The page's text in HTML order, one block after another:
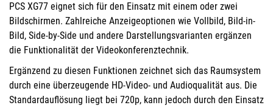
PCS XG77 eignet sich für den Einsatz mit einem oder zwei
Bildschirmen. Zahlreiche Anzeigeoptionen wie Vollbild, Bild-in-
Bild, Side-by-Side und andere Darstellungsvarianten ergänzen
die Funktionalität der Videokonferenztechnik.
Ergänzend zu diesen Funktionen zeichnet sich das Raumsystem
durch eine überzeugende HD-Video- und Audioqualität aus. Die
Standardauflösung liegt bei 720p, kann jedoch durch den Einsatz